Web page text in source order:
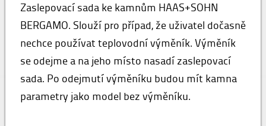
Zaslepovací sada ke kamnům HAAS+SOHN
BERGAMO. Slouží pro případ, že uživatel dočasně
nechce používat teplovodní výměník. Výměník
se odejme a na jeho místo nasadí zaslepovací
sada. Po odejmutí výměníku budou mít kamna
parametry jako model bez výměníku.